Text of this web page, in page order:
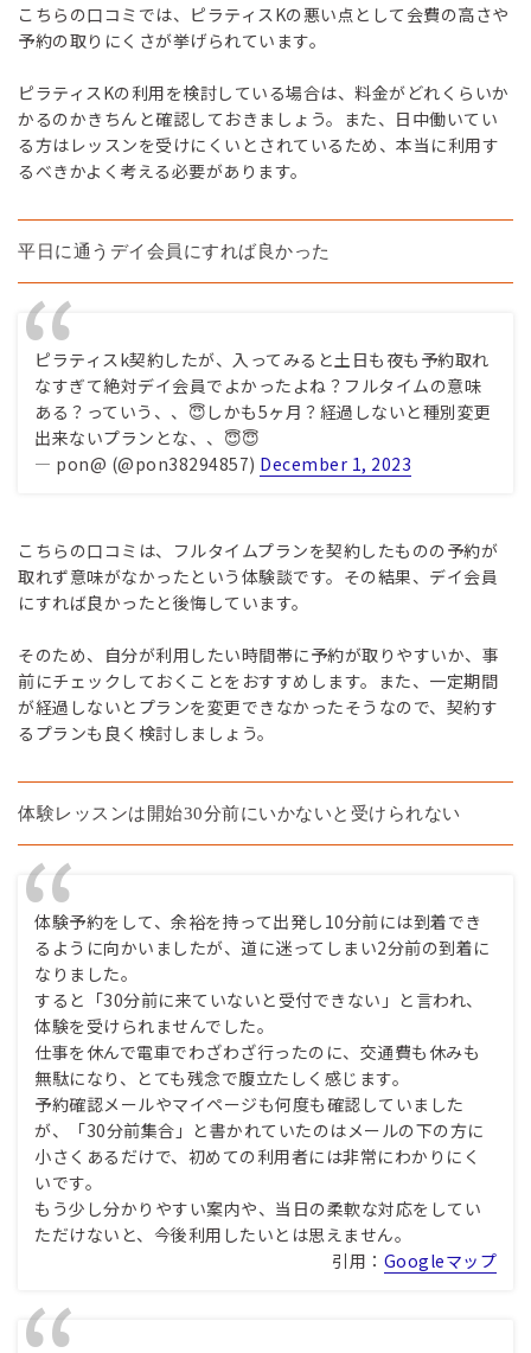
こちらの口コミでは、ピラティスKの悪い点として会費の高さや
予約の取りにくさが挙げられています。
ピラティスKの利用を検討している場合は、料金がどれくらいか
かるのかきちんと確認しておきましょう。また、日中働いてい
る方はレッスンを受けにくいとされているため、本当に利用す
るべきかよく考える必要があります。
平日に通うデイ会員にすれば良かった
ピラティスk契約したが、入ってみると土日も夜も予約取れ
なすぎて絶対デイ会員でよかったよね？フルタイムの意味
ある？っていう、、😇しかも5ヶ月？経過しないと種別変更
出来ないプランとな、、😇😇
— pon@ (@pon38294857) December 1, 2023
こちらの口コミは、フルタイムプランを契約したものの予約が
取れず意味がなかったという体験談です。その結果、デイ会員
にすれば良かったと後悔しています。
そのため、自分が利用したい時間帯に予約が取りやすいか、事
前にチェックしておくことをおすすめします。また、一定期間
が経過しないとプランを変更できなかったそうなので、契約す
るプランも良く検討しましょう。
体験レッスンは開始30分前にいかないと受けられない
体験予約をして、余裕を持って出発し10分前には到着でき
るように向かいましたが、道に迷ってしまい2分前の到着に
なりました。
すると「30分前に来ていないと受付できない」と言われ、
体験を受けられませんでした。
仕事を休んで電車でわざわざ行ったのに、交通費も休みも
無駄になり、とても残念で腹立たしく感じます。
予約確認メールやマイページも何度も確認していました
が、「30分前集合」と書かれていたのはメールの下の方に
小さくあるだけで、初めての利用者には非常にわかりにく
いです。
もう少し分かりやすい案内や、当日の柔軟な対応をしてい
ただけないと、今後利用したいとは思えません。
引用： Googleマップ